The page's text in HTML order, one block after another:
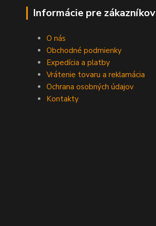
Informácie pre zákazníkov
O nás
Obchodné podmienky
Expedícia a platby
Vrátenie tovaru a reklamácia
Ochrana osobných údajov
Kontakty